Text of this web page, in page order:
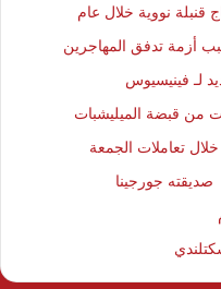
قنبلة نووية خلال عام
أزمة تدفق المهاجرين
لـ فينيسيوس
من قبضة الميليشبات
تعاملات الجمعة
جورجينا